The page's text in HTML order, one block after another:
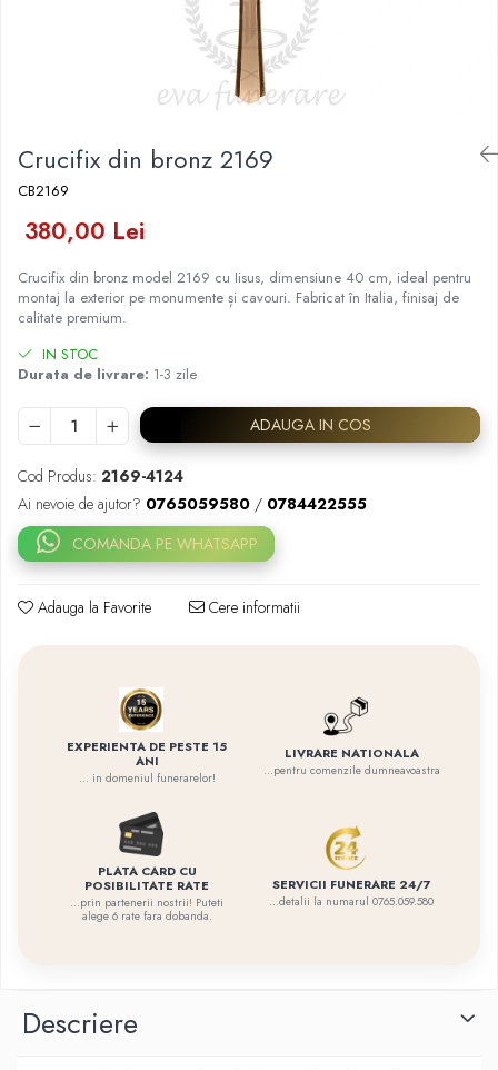
Placute ABS personalizate
Solutii intretinere granit si
Crucifix din bronz 2169
CB2169
380,00 Lei
Crucifix din bronz model 2169 cu Iisus, dimensiune 40 cm, ideal pentru
montaj la exterior pe monumente și cavouri. Fabricat în Italia, finisaj de
calitate premium.
IN STOC
Durata de livrare: 1-3 zile
ADAUGA IN COS
Cod Produs: 2169-4124
Ai nevoie de ajutor? 0765059580 / 0784422555
COMANDA PE WHATSAPP
Adauga la Favorite Cere informatii
EXPERIENTA DE PESTE 15
ANI
... in domeniul funerarelor!
LIVRARE NATIONALA
...pentru comenzile dumneavoastra
PLATA CARD CU
POSIBILITATE RATE
...prin partenerii nostrii! Puteti
alege 6 rate fara dobanda.
SERVICII FUNERARE 24/7
...detalii la numarul 0765.059.580
Descriere